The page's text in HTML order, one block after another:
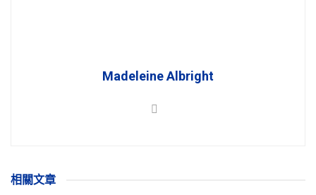
Madeleine Albright
相關文章